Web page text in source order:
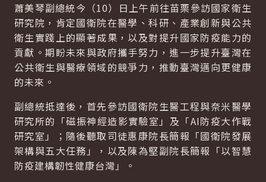
蕭美琴副總統今（10）日上午前往苗栗參訪國家衛生
研究院，肯定國衛院在醫學、科研、產業創新與公共
衛生實踐上的顯著成果，以及對提升國家防疫能力的
貢獻。期盼未來與政府攜手努力，進一步提升臺灣在
公共衛生與醫療領域的競爭力，推動臺灣邁向更健康
的未來。
副總統抵達後，首先參訪國衛院生醫工程與奈米醫學
研究所的「磁振神經造影實驗室」及「AI防疫大作戰
研究室」；隨後聽取司徒惠康院長簡報「國衛院發展
架構與五大任務」，以及陳為堅副院長簡報「以智慧
防疫建構韌性健康台灣」。